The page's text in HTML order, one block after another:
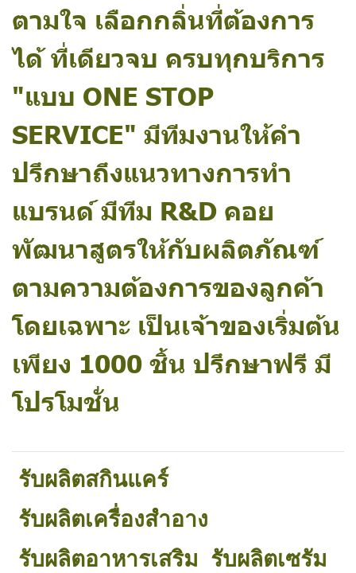
ตามใจ เลือกกลิ่นที่ต้องการ
ได้ ที่เดียวจบ ครบทุกบริการ
"แบบ ONE STOP
SERVICE" มีทีมงานให้คำ
ปรึกษาถึงแนวทางการทำ
แบรนด์ มีทีม R&D คอย
พัฒนาสูตรให้กับผลิตภัณฑ์
ตามความต้องการของลูกค้า
โดยเฉพาะ เป็นเจ้าของเริ่มต้น
เพียง 1000 ชิ้น ปรึกษาฟรี มี
โปรโมชั่น
รับผลิตสกินแคร์
รับผลิตเครื่องสำอาง
รับผลิตอาหารเสริม รับผลิตเซรัม